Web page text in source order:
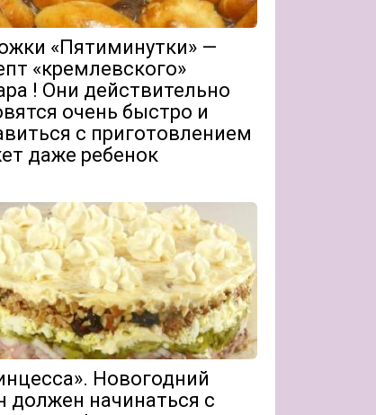
«Пятиминутки» —
«кремлевского»
! Они действительно
очень быстро и
с приготовлением
даже ребенок
Новогодний
должен начинаться с